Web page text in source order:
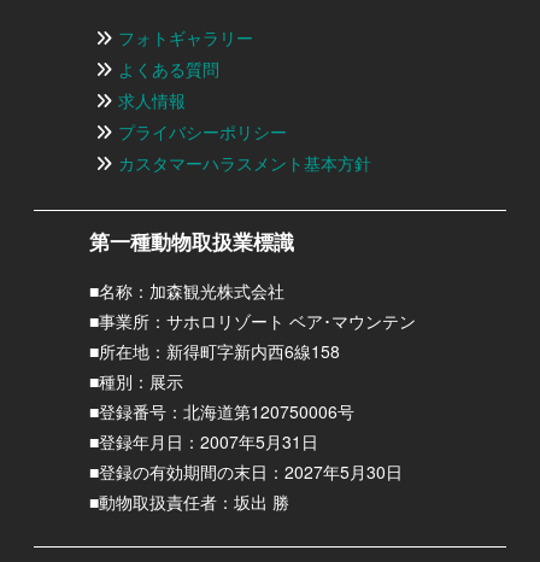
フォトギャラリー
よくある質問
求人情報
プライバシーポリシー
カスタマーハラスメント基本方針
第一種動物取扱業標識
■名称：加森観光株式会社
■事業所：サホロリゾート ベア･マウンテン
■所在地：新得町字新内西6線158
■種別：展示
■登録番号：北海道第120750006号
■登録年月日：2007年5月31日
■登録の有効期間の末日：2027年5月30日
■動物取扱責任者：坂出 勝